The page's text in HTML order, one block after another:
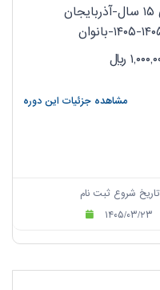
آموزش-شنا-سطح۱تا۴ بالای ۱۵ سال-آذربایجان
ریال
مشاهده جزئیات این دوره
تاریخ شروع ثبت نام
۱۴۰۵/۰۳/۲۳